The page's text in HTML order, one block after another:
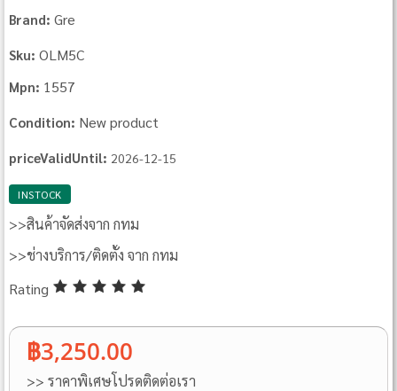
Brand: Gre
Sku: OLM5C
Mpn: 1557
Condition: New product
priceValidUntil: 2026-12-15
INSTOCK
>>สินค้าจัดส่งจาก กทม
>>ช่างบริการ/ติดตั้ง จาก กทม
Rating
฿3,250.00
>> ราคาพิเศษโปรดติดต่อเรา